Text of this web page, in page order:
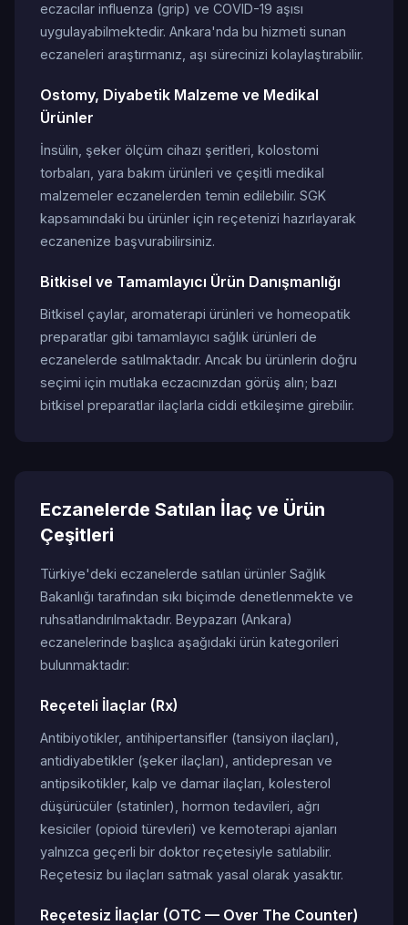
eczacılar influenza (grip) ve COVID-19 aşısı
uygulayabilmektedir. Ankara'nda bu hizmeti sunan
eczaneleri araştırmanız, aşı sürecinizi kolaylaştırabilir.
Ostomy, Diyabetik Malzeme ve Medikal
Ürünler
İnsülin, şeker ölçüm cihazı şeritleri, kolostomi
torbaları, yara bakım ürünleri ve çeşitli medikal
malzemeler eczanelerden temin edilebilir. SGK
kapsamındaki bu ürünler için reçetenizi hazırlayarak
eczanenize başvurabilirsiniz.
Bitkisel ve Tamamlayıcı Ürün Danışmanlığı
Bitkisel çaylar, aromaterapi ürünleri ve homeopatik
preparatlar gibi tamamlayıcı sağlık ürünleri de
eczanelerde satılmaktadır. Ancak bu ürünlerin doğru
seçimi için mutlaka eczacınızdan görüş alın; bazı
bitkisel preparatlar ilaçlarla ciddi etkileşime girebilir.
Eczanelerde Satılan İlaç ve Ürün
Çeşitleri
Türkiye'deki eczanelerde satılan ürünler Sağlık
Bakanlığı tarafından sıkı biçimde denetlenmekte ve
ruhsatlandırılmaktadır. Beypazarı (Ankara)
eczanelerinde başlıca aşağıdaki ürün kategorileri
bulunmaktadır:
Reçeteli İlaçlar (Rx)
Antibiyotikler, antihipertansifler (tansiyon ilaçları),
antidiyabetikler (şeker ilaçları), antidepresan ve
antipsikotikler, kalp ve damar ilaçları, kolesterol
düşürücüler (statinler), hormon tedavileri, ağrı
kesiciler (opioid türevleri) ve kemoterapi ajanları
yalnızca geçerli bir doktor reçetesiyle satılabilir.
Reçetesiz bu ilaçları satmak yasal olarak yasaktır.
Reçetesiz İlaçlar (OTC — Over The Counter)